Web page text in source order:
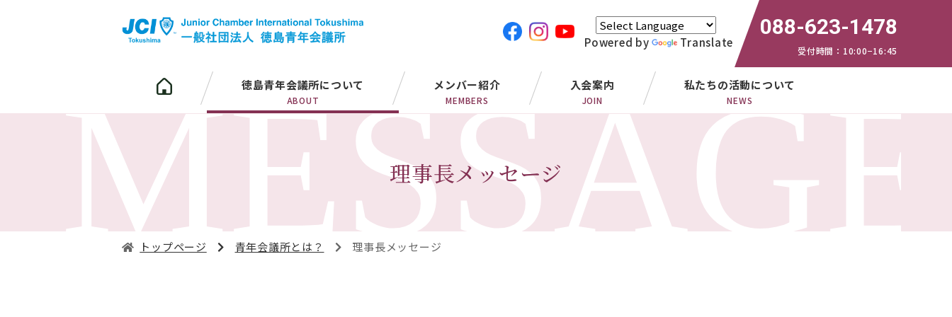
Powered by Translate
088-623-1478
受付時間：10:00−16:45
徳島青年会議所について
ABOUT
メンバー紹介
MEMBERS
入会案内
JOIN
私たちの活動について
NEWS
理事長メッセージ
トップページ 青年会議所とは？ 理事長メッセージ